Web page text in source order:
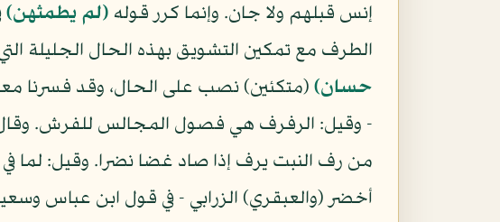
إنس قبلهم ولا جان. وإنما كرر قوله (لم يطمثهن)
الطرف مع تمكين التشويق بهذه الحال الجليلة
حسان) (متكئين) نصب على الحال، وقد فسرنا
- وقيل: الرفرف هي فصول المجالس للفرش. وقال
من رف النبت يرف إذا صاد غضا نضرا. وقيل: لما
أخضر (والعبقري) الزرابي - في قول ابن عباس